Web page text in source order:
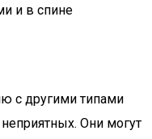
с другими типами
Они могут